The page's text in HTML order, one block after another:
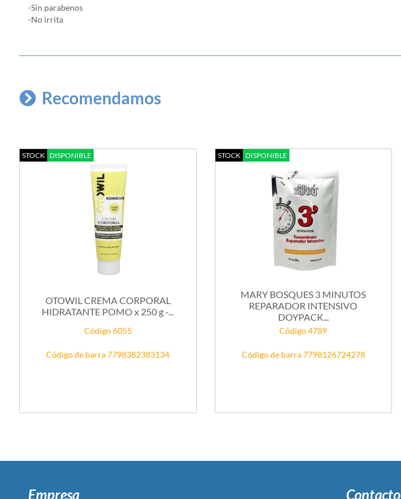
-Sin parabenos
-No irrita
Recomendamos
STOCK DISPONIBLE
OTOWIL CREMA CORPORAL
HIDRATANTE POMO x 250 g -...
Código 6055
Código de barra 7798382383134
STOCK DISPONIBLE
MARY BOSQUES 3 MINUTOS
REPARADOR INTENSIVO
DOYPACK...
Código 4789
Código de barra 7798126724278
Empresa Contacto